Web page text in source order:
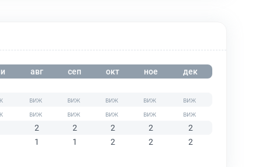
авг сеп окт ное дек
2 2 2 2
2
1
1 2 2 2